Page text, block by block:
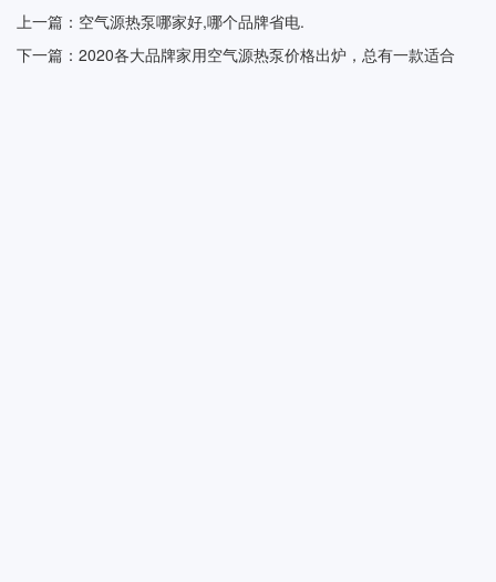
上一篇：空气源热泵哪家好,哪个品牌省电.
下一篇：2020各大品牌家用空气源热泵价格出炉，总有一款适合